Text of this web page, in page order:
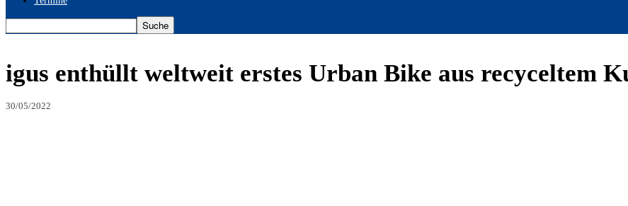
igus enthüllt weltweit erstes Urban Bike aus recyceltem
30/05/2022